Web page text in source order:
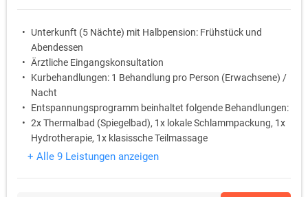
Unterkunft (5 Nächte) mit Halbpension: Frühstück und
Abendessen
Ärztliche Eingangskonsultation
Kurbehandlungen: 1 Behandlung pro Person (Erwachsene) /
Nacht
Entspannungsprogramm beinhaltet folgende Behandlungen:
2x Thermalbad (Spiegelbad), 1x lokale Schlammpackung, 1x
Hydrotherapie, 1x klasissche Teilmassage
Trinkkur
+ Alle 9 Leistungen anzeigen